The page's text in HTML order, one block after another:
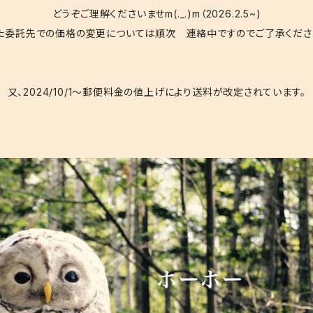
どうぞご理解くださいませm(._.)m（2026.2.5~)
委託先での価格の変更については順次 連絡中ですのでご了承くださ
又、2024/10/1〜郵便料金の値上げにより送料が改定されています。